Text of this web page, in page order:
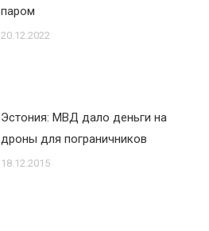
паром
20.12.2022
Эстония: МВД дало деньги на
дроны для пограничников
18.12.2015